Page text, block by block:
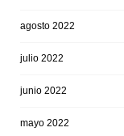
agosto 2022
julio 2022
junio 2022
mayo 2022